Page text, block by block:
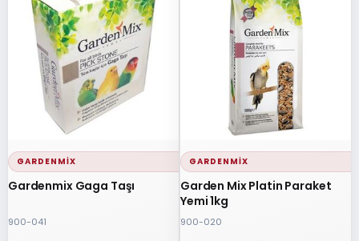
GARDENMIX
Gardenmix Gaga Taşı
900-041
GARDENMIX
Garden Mix Platin Paraket
Yemi 1kg
900-020